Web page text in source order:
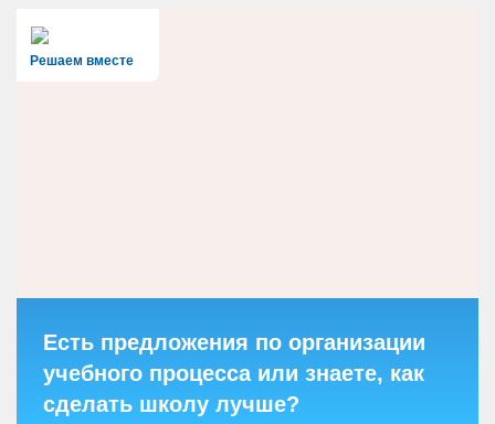
Решаем вместе
Есть предложения по организации
учебного процесса или знаете, как
сделать школу лучше?